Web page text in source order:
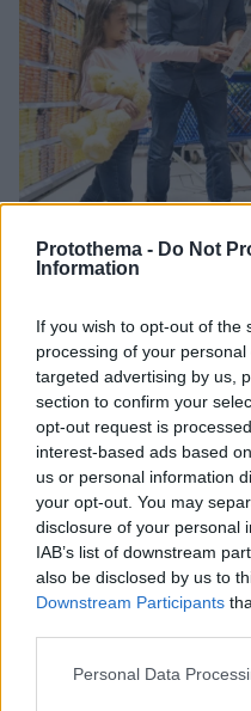
Protothema - Do Not
Information
If you wish to opt-out of the
processing of your
targeted advertising by us,
section to confirm your
opt-out request is
interest-based ads based
us or personal information
your opt-out. You may
disclosure of your personal
IAB’s list of downstream
also be disclosed by us to
Downstream Participants
Please note that this
Personal Data
Αλλάζει ο Συνήγορος
Ανεξάρτητη Αρχή, πότε
Μελέτη έως το τέλος
κατεύθυνση και τον
ρόλου του
12.07.2025, 08:11